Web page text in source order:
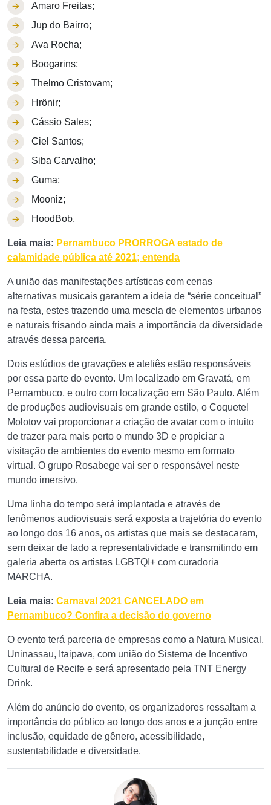
Amaro Freitas;
Jup do Bairro;
Ava Rocha;
Boogarins;
Thelmo Cristovam;
Hrönir;
Cássio Sales;
Ciel Santos;
Siba Carvalho;
Guma;
Mooniz;
HoodBob.
Leia mais: Pernambuco PRORROGA estado de
calamidade pública até 2021; entenda
A união das manifestações artísticas com cenas
alternativas musicais garantem a ideia de “série conceitual”
na festa, estes trazendo uma mescla de elementos urbanos
e naturais frisando ainda mais a importância da diversidade
através dessa parceria.
Dois estúdios de gravações e ateliês estão responsáveis
por essa parte do evento. Um localizado em Gravatá, em
Pernambuco, e outro com localização em São Paulo. Além
de produções audiovisuais em grande estilo, o Coquetel
Molotov vai proporcionar a criação de avatar com o intuito
de trazer para mais perto o mundo 3D e propiciar a
visitação de ambientes do evento mesmo em formato
virtual. O grupo Rosabege vai ser o responsável neste
mundo imersivo.
Uma linha do tempo será implantada e através de
fenômenos audiovisuais será exposta a trajetória do evento
ao longo dos 16 anos, os artistas que mais se destacaram,
sem deixar de lado a representatividade e transmitindo em
galeria aberta os artistas LGBTQI+ com curadoria
MARCHA.
Leia mais: Carnaval 2021 CANCELADO em
Pernambuco? Confira a decisão do governo
O evento terá parceria de empresas como a Natura Musical,
Uninassau, Itaipava, com união do Sistema de Incentivo
Cultural de Recife e será apresentado pela TNT Energy
Drink.
Além do anúncio do evento, os organizadores ressaltam a
importância do público ao longo dos anos e a junção entre
inclusão, equidade de gênero, acessibilidade,
sustentabilidade e diversidade.